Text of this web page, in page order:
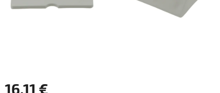
16,11 €